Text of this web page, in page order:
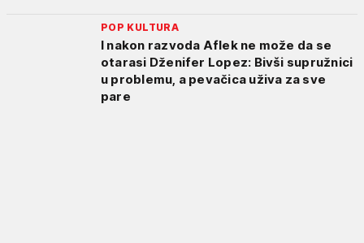
POP KULTURA
I nakon razvoda Aflek ne može da se
otarasi Dženifer Lopez: Bivši supružnici
u problemu, a pevačica uživa za sve
pare